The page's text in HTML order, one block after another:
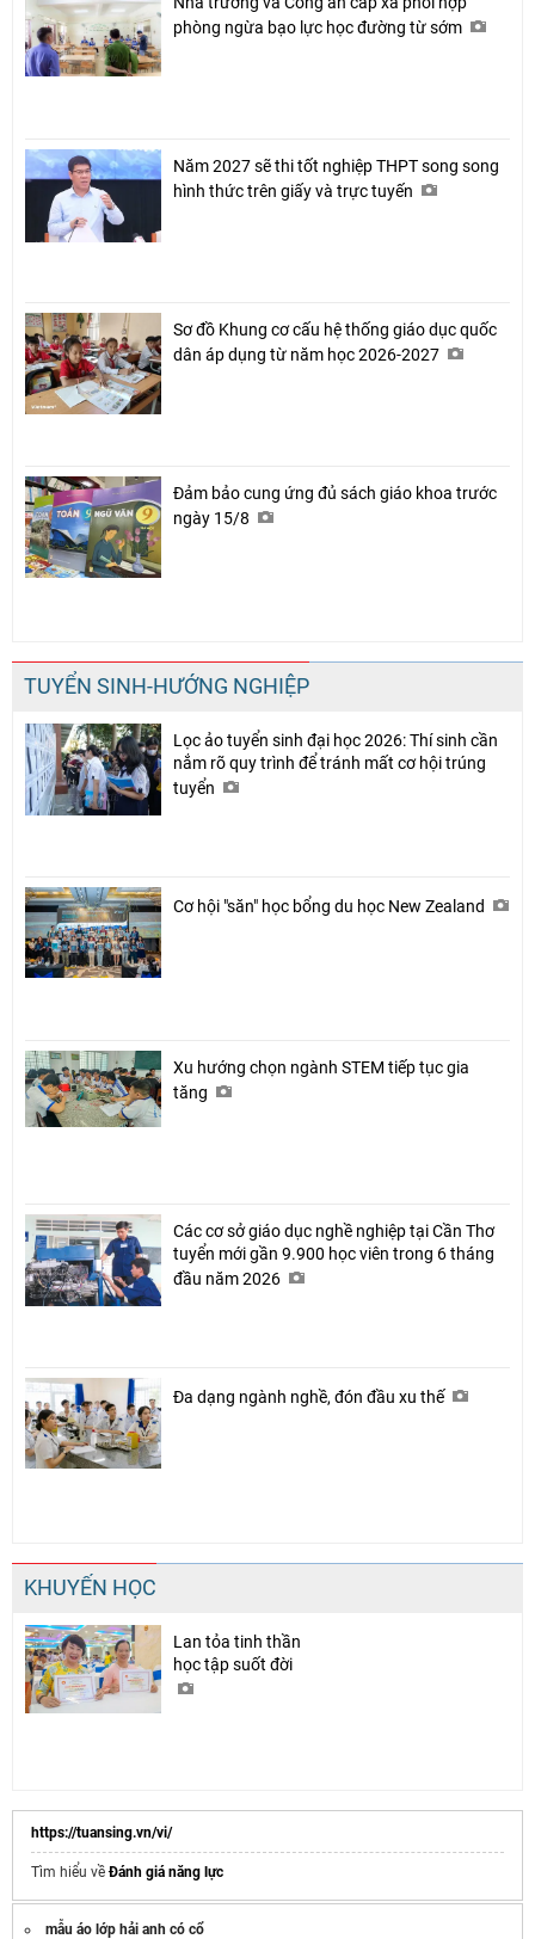
phòng ngừa bạo lực học đường từ sớm
Năm 2027 sẽ thi tốt nghiệp THPT song song
hình thức trên giấy và trực tuyến
Sơ đồ Khung cơ cấu hệ thống giáo dục quốc
dân áp dụng từ năm học 2026-2027
Đảm bảo cung ứng đủ sách giáo khoa trước
ngày 15/8
TUYỂN SINH-HƯỚNG NGHIỆP
Lọc ảo tuyển sinh đại học 2026: Thí sinh cần
nắm rõ quy trình để tránh mất cơ hội trúng
tuyển
Cơ hội "săn" học bổng du học New Zealand
Xu hướng chọn ngành STEM tiếp tục gia
tăng
Các cơ sở giáo dục nghề nghiệp tại Cần Thơ
tuyển mới gần 9.900 học viên trong 6 tháng
đầu năm 2026
Đa dạng ngành nghề, đón đầu xu thế
KHUYẾN HỌC
Lan tỏa tinh thần
học tập suốt đời
https://tuansing.vn/vi/
Tìm hiểu vềĐánh giá năng lực
mẫu áo lớp hải anh có cổ